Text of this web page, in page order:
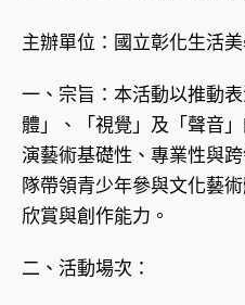
主辦單位：國立彰化生活
一、宗旨：本活動以推動
體」、「視覺」及「聲音
演藝術基礎性、專業性與
隊帶領青少年參與文化藝
欣賞與創作能力。
二、活動場次：